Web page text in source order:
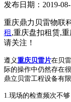
发布日期：2019-
重庆鼎力贝雷物联
租 ,重庆盘扣租赁,
请关注！
遵义重庆贝雷片在贝雷
际的操作中仍然存在
鼎立贝雷工程设备有
1.现场的检查频次不